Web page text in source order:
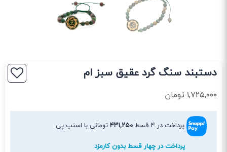
دستبند سنگ گرد عقیق سبز ام
۱,۷۲۵,۰۰۰ تومان
پرداخت در ۴ قسط ۴۳۱,۲۵۰تومانی با اسنپ پی
پرداخت در چهار قسط بدون کارمزد